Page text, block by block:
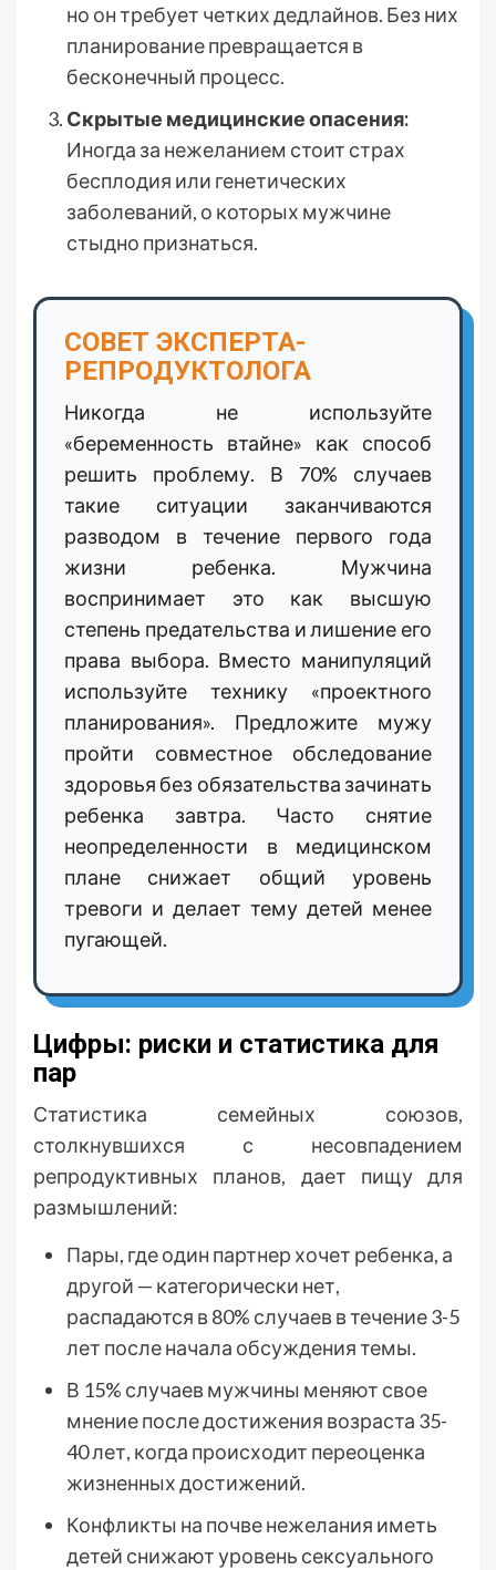
но он требует четких дедлайнов. Без них
планирование превращается в
бесконечный процесс.
Скрытые медицинские опасения:
Иногда за нежеланием стоит страх
бесплодия или генетических
заболеваний, о которых мужчине
стыдно признаться.
СОВЕТ ЭКСПЕРТА-
РЕПРОДУКТОЛОГА
Никогда не используйте
«беременность втайне» как способ
решить проблему. В 70% случаев
такие ситуации заканчиваются
разводом в течение первого года
жизни ребенка. Мужчина
воспринимает это как высшую
степень предательства и лишение его
права выбора. Вместо манипуляций
используйте технику «проектного
планирования». Предложите мужу
пройти совместное обследование
здоровья без обязательства зачинать
ребенка завтра. Часто снятие
неопределенности в медицинском
плане снижает общий уровень
тревоги и делает тему детей менее
пугающей.
Цифры: риски и статистика для
пар
Статистика семейных союзов,
столкнувшихся с несовпадением
репродуктивных планов, дает пищу для
размышлений:
Пары, где один партнер хочет ребенка, а
другой — категорически нет,
распадаются в 80% случаев в течение 3-5
лет после начала обсуждения темы.
В 15% случаев мужчины меняют свое
мнение после достижения возраста 35-
40 лет, когда происходит переоценка
жизненных достижений.
Конфликты на почве нежелания иметь
детей снижают уровень сексуального